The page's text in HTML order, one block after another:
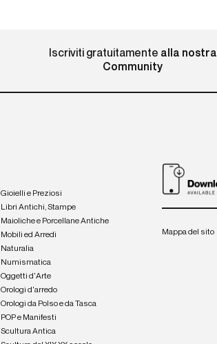
Iscriviti gratuitamente alla nostra
Community
Gioielli e Preziosi
Libri Antichi, Stampe
Maioliche e Porcellane Antiche
Mobili ed Arredi
Naturalia
Numismatica
Oggetti d'Arte
Orologi d'arredo
Orologi da Polso e da Tasca
POP e Manifesti
Scultura Antica
Mappa del sito